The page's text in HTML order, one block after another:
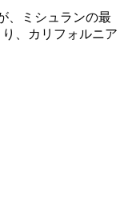
、ミシュランの最
、カリフォルニア